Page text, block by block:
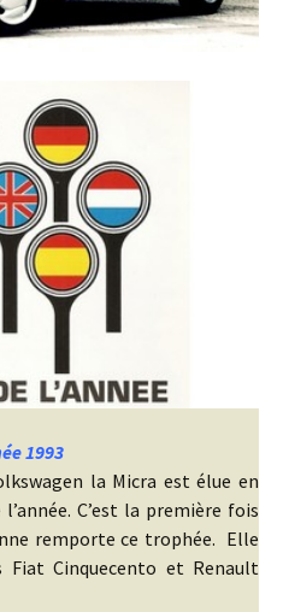
1993
la Micra est élue en
C’est la première fois
remporte ce trophée. Elle
Fiat Cinquecento et Renault